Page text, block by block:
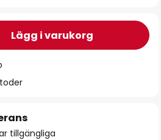
Lägg i varukorg
tillgängliga